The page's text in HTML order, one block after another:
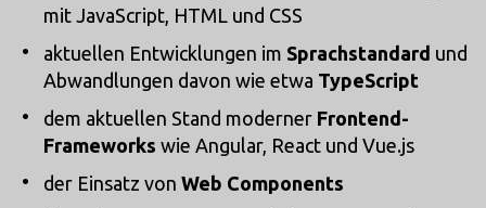
mit JavaScript, HTML und CSS
aktuellen Entwicklungen im Sprachstandard und
Abwandlungen davon wie etwa TypeScript
dem aktuellen Stand moderner Frontend-
Frameworks wie Angular, React und Vue.js
der Einsatz von Web Components